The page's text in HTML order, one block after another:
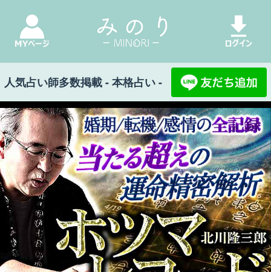
みのり Top 婚期/転機/感情の全記録【当たる超